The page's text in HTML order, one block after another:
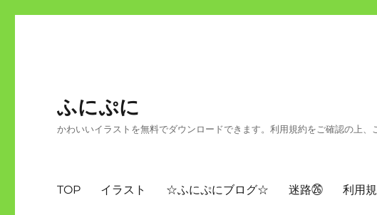
ふにぷに
かわいいイラストを無料でダウンロードできます。利用規約をご確認の上、
TOP イラスト ☆ふにぷにブログ☆ 迷路㉖ 利用